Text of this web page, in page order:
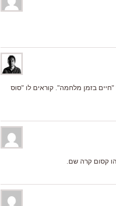
בזמן מלחמה". קוראים לו "סוס
קסום קרה שם.